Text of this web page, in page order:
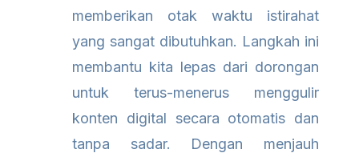
memberikan otak waktu istirahat
yang sangat dibutuhkan. Langkah ini
membantu kita lepas dari dorongan
untuk terus-menerus menggulir
konten digital secara otomatis dan
tanpa sadar. Dengan menjauh